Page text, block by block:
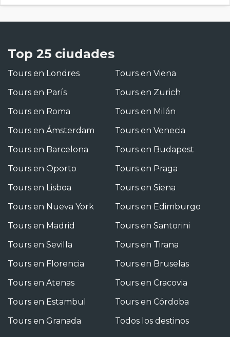
Top 25 ciudades
Tours en Londres
Tours en París
Tours en Roma
Tours en Ámsterdam
Tours en Barcelona
Tours en Oporto
Tours en Lisboa
Tours en Nueva York
Tours en Madrid
Tours en Sevilla
Tours en Florencia
Tours en Atenas
Tours en Estambul
Tours en Granada
Tours en Viena
Tours en Zurich
Tours en Milán
Tours en Venecia
Tours en Budapest
Tours en Praga
Tours en Siena
Tours en Edimburgo
Tours en Santorini
Tours en Tirana
Tours en Bruselas
Tours en Cracovia
Tours en Córdoba
Todos los destinos